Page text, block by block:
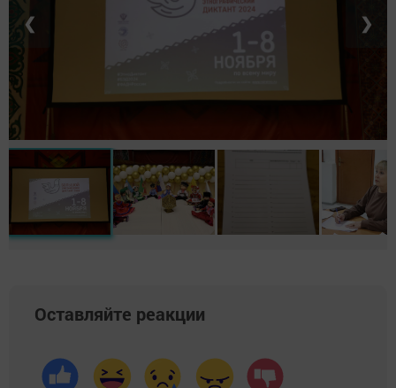
❮ ❯
Оставляйте реакции